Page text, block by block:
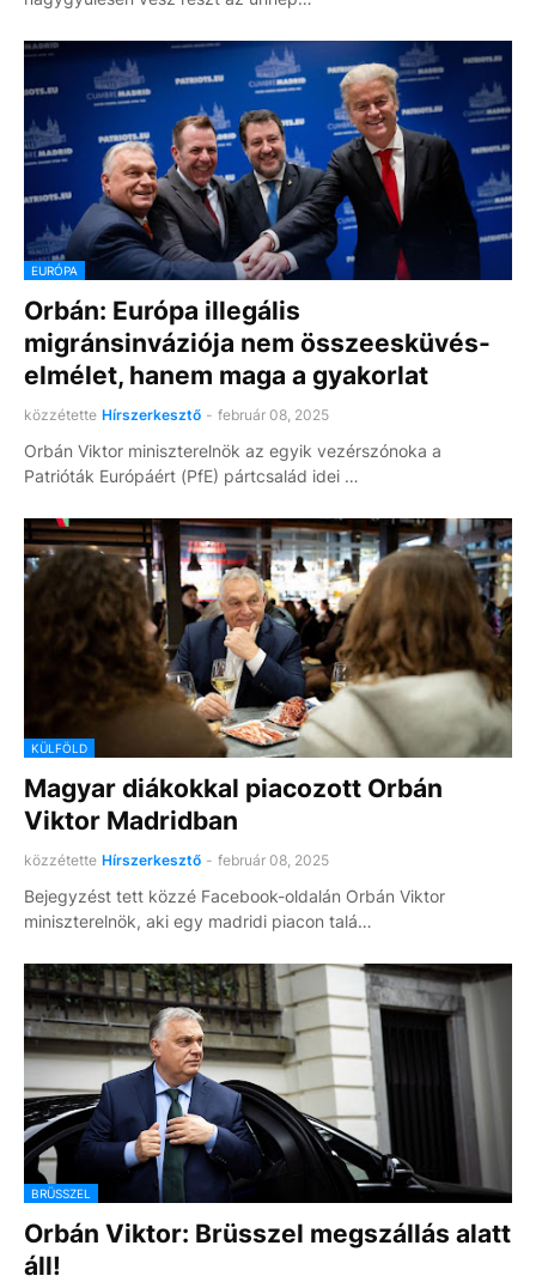
EURÓPA
Orbán: Európa illegális
migránsinváziója nem összeesküvés-
elmélet, hanem maga a gyakorlat
közzétette Hírszerkesztő - február 08, 2025
Orbán Viktor miniszterelnök az egyik vezérszónoka a
Patrióták Európáért (PfE) pártcsalád idei …
KÜLFÖLD
Magyar diákokkal piacozott Orbán
Viktor Madridban
közzétette Hírszerkesztő - február 08, 2025
Bejegyzést tett közzé Facebook-oldalán Orbán Viktor
miniszterelnök, aki egy madridi piacon talá…
BRÜSSZEL
Orbán Viktor: Brüsszel megszállás alatt
áll!